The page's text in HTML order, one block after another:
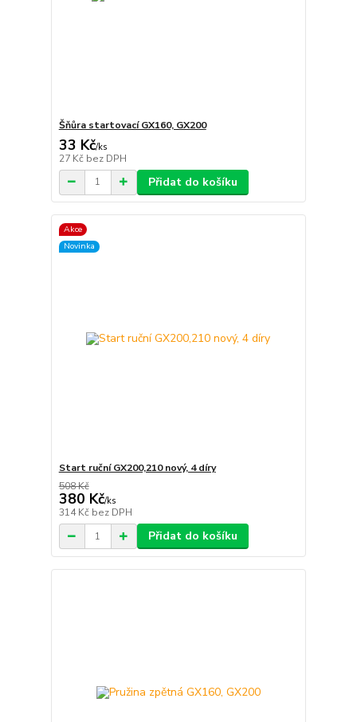
Šňůra startovací GX160, GX200
33 Kč/ks
27 Kč bez DPH
Přidat do košíku
Akce
Novinka
Start ruční GX200,210 nový, 4 díry
508 Kč
380 Kč/ks
314 Kč bez DPH
Přidat do košíku